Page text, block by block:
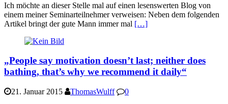
Ich möchte an dieser Stelle mal auf einen lesenswerten Blog von
einem meiner Seminarteilnehmer verweisen: Neben dem folgenden
Artikel bringt der gute Mann immer mal […]
„People say motivation doesn’t last; neither does
bathing, that’s why we recommend it daily“
21. Januar 2015 ThomasWulff
0